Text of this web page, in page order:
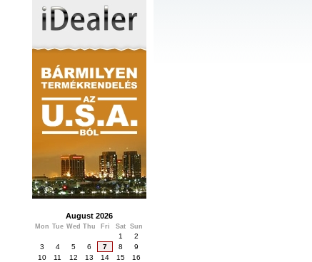
August 2026
Mon Tue Wed Thu Fri Sat Sun
1
2
3
4 5 6 7 8
9
10
11 12 13 14 15
16